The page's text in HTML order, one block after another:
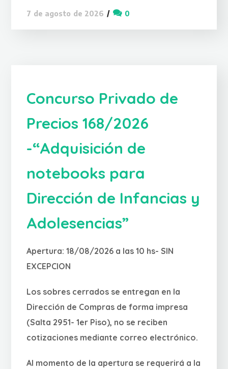
7 de agosto de 2026 0
Concurso Privado de
Precios 168/2026
-“Adquisición de
notebooks para
Dirección de Infancias y
Adolesencias”
Apertura: 18/08/2026 a las 10 hs- SIN
EXCEPCION
Los sobres cerrados se entregan en la
Dirección de Compras de forma impresa
(Salta 2951- 1er Piso), no se reciben
cotizaciones mediante correo electrónico.
Al momento de la apertura se requerirá a la